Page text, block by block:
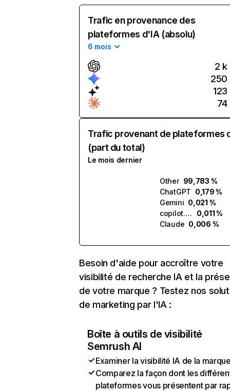
Trafic en provenance des
plateformes d'IA (absolu)
6 mois
2 k
250
123
74
Trafic provenant de plateformes
(part du total)
Le mois dernier
Other 99,783 %
ChatGPT 0,179 %
Gemini 0,021 %
copilot.microsoft.com
0,011 %
Claude 0,006 %
Besoin d'aide pour accroître votre
visibilité de recherche IA et la
de votre marque ? Testez nos
de marketing par l'IA :
Boîte à outils de visibilité
Semrush AI
Examiner la visibilité IA de la
Comparez la façon dont les
plateformes vous présentent par